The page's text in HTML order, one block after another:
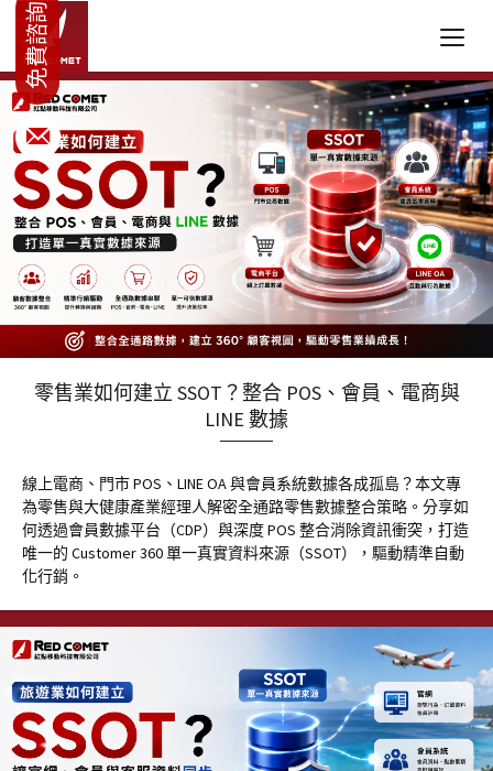
零售業如何建立 SSOT？整合 POS、會員、電商與
LINE 數據
線上電商、門市 POS、LINE OA 與會員系統數據各成孤島？本文專
為零售與大健康產業經理人解密全通路零售數據整合策略。分享如
何透過會員數據平台（CDP）與深度 POS 整合消除資訊衝突，打造
唯一的 Customer 360 單一真實資料來源（SSOT），驅動精準自動
化行銷。